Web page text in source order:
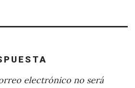
electrónico no será